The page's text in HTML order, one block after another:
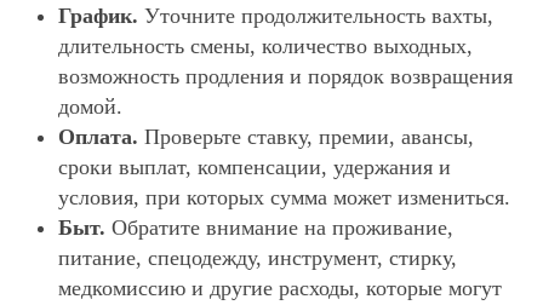
График. Уточните продолжительность вахты,
длительность смены, количество выходных,
возможность продления и порядок возвращения
домой.
Оплата. Проверьте ставку, премии, авансы,
сроки выплат, компенсации, удержания и
условия, при которых сумма может измениться.
Быт. Обратите внимание на проживание,
питание, спецодежду, инструмент, стирку,
медкомиссию и другие расходы, которые могут